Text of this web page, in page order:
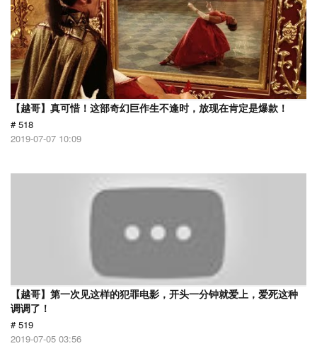
【越哥】真可惜！这部奇幻巨作生不逢时，放现在肯定是爆款！
# 518
2019-07-07 10:09
【越哥】第一次见这样的犯罪电影，开头一分钟就爱上，爱死这种
调调了！
# 519
2019-07-05 03:56